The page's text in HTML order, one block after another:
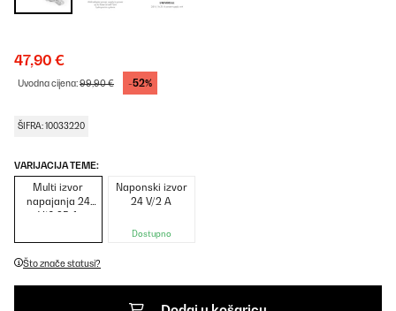
47,90 €
Uvodna cijena:99,90 € -52%
ŠIFRA: 10033220
VARIJACIJA TEME:
Multi izvor
napajanja 24
V/6.25 A
Naponski izvor
24 V/2 A
Dostupno
Što znače statusi?